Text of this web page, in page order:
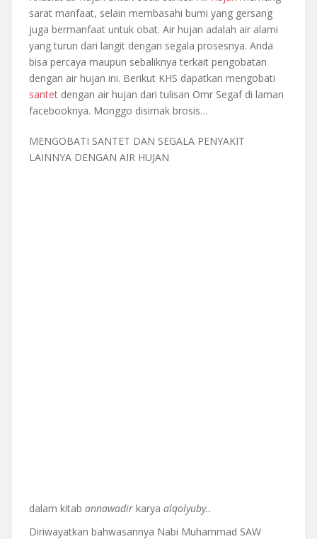
sarat manfaat, selain membasahi bumi yang gersang
juga bermanfaat untuk obat. Air hujan adalah air alami
yang turun dari langit dengan segala prosesnya. Anda
bisa percaya maupun sebaliknya terkait pengobatan
dengan air hujan ini. Berikut KHS dapatkan mengobati
santet dengan air hujan dari tulisan Omr Segaf di laman
facebooknya. Monggo disimak brosis…
MENGOBATI SANTET DAN SEGALA PENYAKIT
LAINNYA DENGAN AIR HUJAN
dalam kitab annawadir karya alqolyuby..
Diriwayatkan bahwasannya Nabi Muhammad SAW